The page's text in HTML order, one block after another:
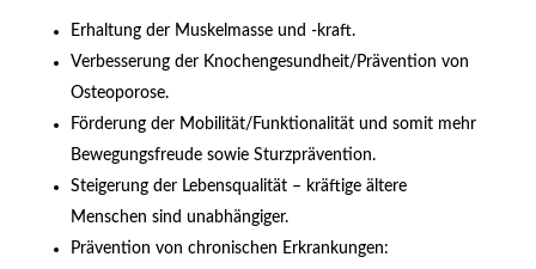
Erhaltung der Muskelmasse und -kraft.
Verbesserung der Knochengesundheit/Prävention von
Osteoporose.
Förderung der Mobilität/Funktionalität und somit mehr
Bewegungsfreude sowie Sturzprävention.
Steigerung der Lebensqualität – kräftige ältere
Menschen sind unabhängiger.
Prävention von chronischen Erkrankungen: